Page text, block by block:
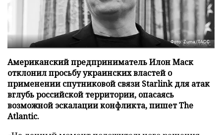
Фото: Zuma/ТАСС
Американский предприниматель Илон Маск
отклонил просьбу украинских властей о
применении спутниковой связи Starlink для атак
вглубь российской территории, опасаясь
возможной эскалации конфликта, пишет The
Atlantic.